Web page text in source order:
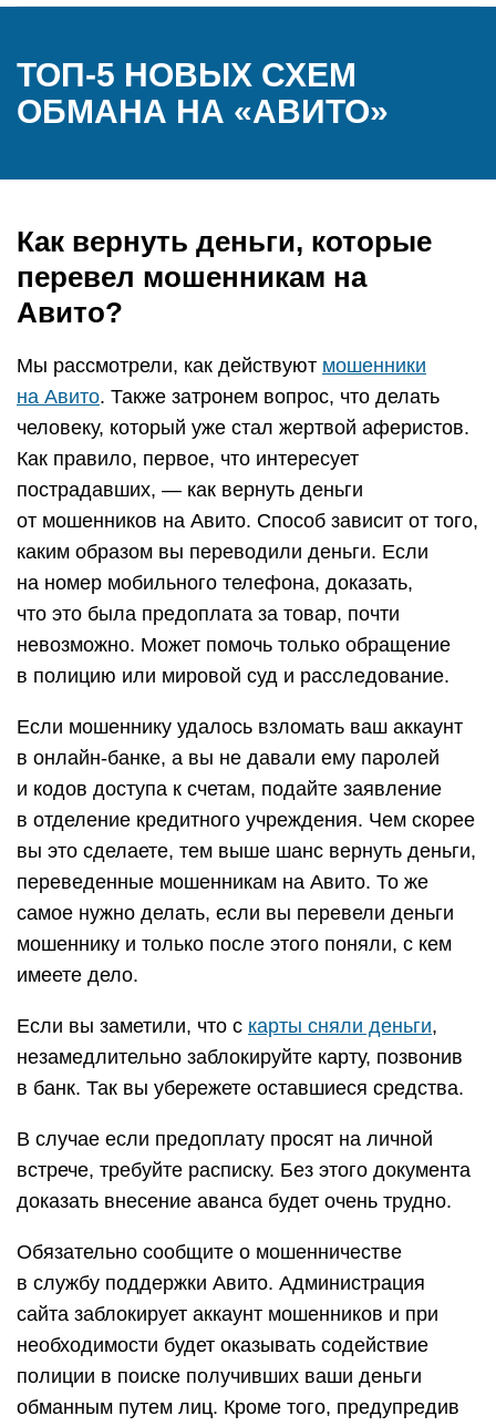
ТОП-5 НОВЫХ СХЕМ
ОБМАНА НА «АВИТО»
Как вернуть деньги, которые
перевел мошенникам на
Авито?
Мы рассмотрели, как действуют мошенники
на Авито. Также затронем вопрос, что делать
человеку, который уже стал жертвой аферистов.
Как правило, первое, что интересует
пострадавших, — как вернуть деньги
от мошенников на Авито. Способ зависит от того,
каким образом вы переводили деньги. Если
на номер мобильного телефона, доказать,
что это была предоплата за товар, почти
невозможно. Может помочь только обращение
в полицию или мировой суд и расследование.
Если мошеннику удалось взломать ваш аккаунт
в онлайн-банке, а вы не давали ему паролей
и кодов доступа к счетам, подайте заявление
в отделение кредитного учреждения. Чем скорее
вы это сделаете, тем выше шанс вернуть деньги,
переведенные мошенникам на Авито. То же
самое нужно делать, если вы перевели деньги
мошеннику и только после этого поняли, с кем
имеете дело.
Если вы заметили, что с карты сняли деньги,
незамедлительно заблокируйте карту, позвонив
в банк. Так вы убережете оставшиеся средства.
В случае если предоплату просят на личной
встрече, требуйте расписку. Без этого документа
доказать внесение аванса будет очень трудно.
Обязательно сообщите о мошенничестве
в службу поддержки Авито. Администрация
сайта заблокирует аккаунт мошенников и при
необходимости будет оказывать содействие
полиции в поиске получивших ваши деньги
обманным путем лиц. Кроме того, предупредив